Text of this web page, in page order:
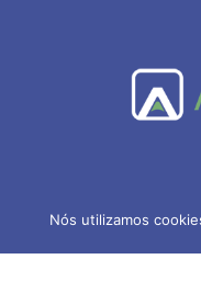
Nós utilizamos